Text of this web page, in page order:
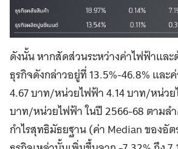
ดังนั้น หากสัดส่วนระหว่างค่าไฟฟ้าแล
ธุรกิจดังกล่าวอยู่ที่ 13.5%-46.8% และ
4.67 บาท/หน่วยไฟฟ้า 4.14 บาท/หน่วย
บาท/หน่วยไฟฟ้า ในปี 2566-68 ตามล
กำไรสุทธิมัธยฐาน (ค่า Median ของอั